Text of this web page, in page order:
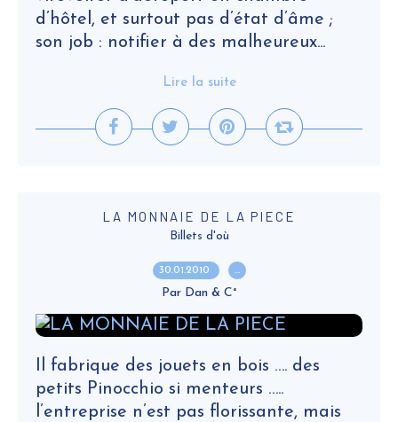
d’hôtel, et surtout pas d’état d’âme ;
son job : notifier à des malheureux...
Lire la suite
LA MONNAIE DE LA PIECE
Billets d'où
30.01.2010 …
Par Dan & C°
Il fabrique des jouets en bois …. des
petits Pinocchio si menteurs …..
l’entreprise n’est pas florissante, mais